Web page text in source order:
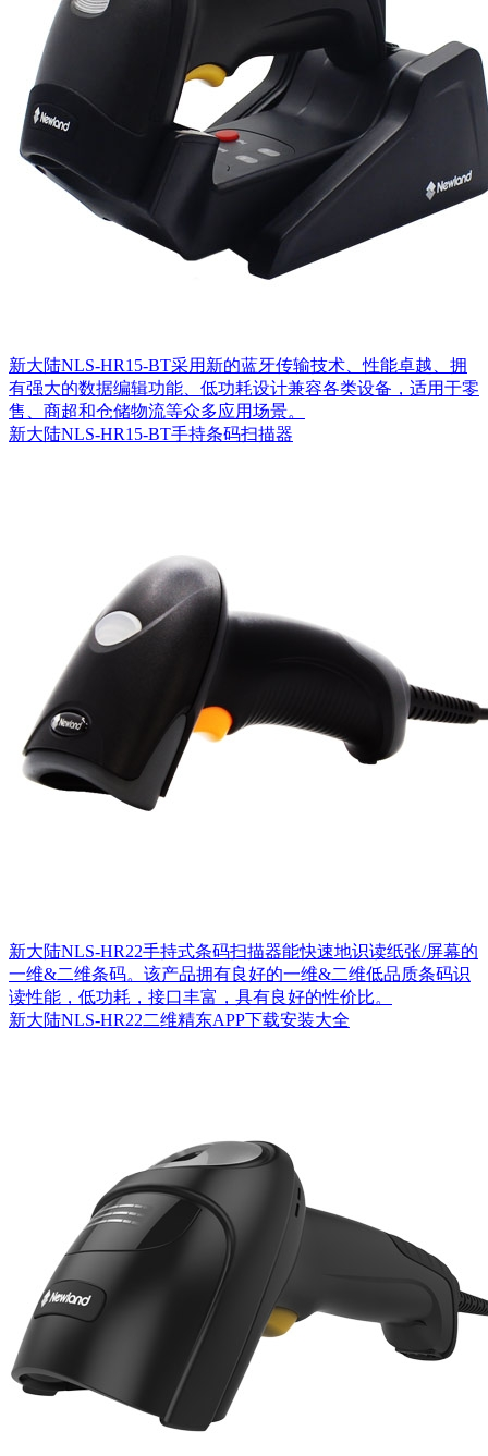
新大陆NLS-HR15-BT采用新的蓝牙传输技术、性能卓越、拥
有强大的数据编辑功能、低功耗设计兼容各类设备，适用于零
售、商超和仓储物流等众多应用场景。
新大陆NLS-HR15-BT手持条码扫描器
新大陆NLS-HR22手持式条码扫描器能快速地识读纸张/屏幕的
一维&二维条码。该产品拥有良好的一维&二维低品质条码识
读性能，低功耗，接口丰富，具有良好的性价比。
新大陆NLS-HR22二维精东APP下载安装大全